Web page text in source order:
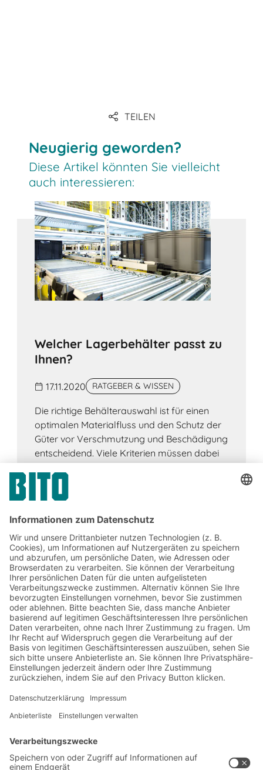
TEILEN
Neugierig geworden?
Diese Artikel könnten Sie vielleicht
auch interessieren:
Welcher Lagerbehälter passt zu
Ihnen?
17.11.2020 RATGEBER & WISSEN
Die richtige Behälterauswahl ist für einen
optimalen Materialfluss und den Schutz der
Güter vor Verschmutzung und Beschädigung
entscheidend. Viele Kriterien müssen dabei
Jetzt beim BITO Newsletter
anmelden:
Lager- & Logistiknews
Exklusive Rabatte
Neuheiten
Newsletter abonnieren
Lösungen Beratung & Service